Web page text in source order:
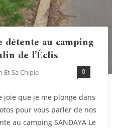
détente au camping
de l’Éclis
Et Sa Chipie 0
joie que je me plonge dans
pour vous parler de nos
au camping SANDAYA Le